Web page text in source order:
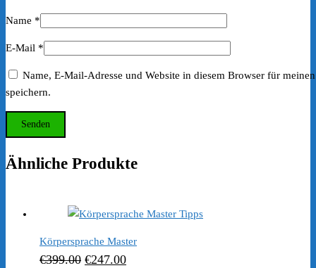
Name *
E-Mail *
Name, E-Mail-Adresse und Website in diesem Browser für
speichern.
Ähnliche Produkte
Körpersprache Master
€399.00 Ursprünglicher
€247.00Aktueller